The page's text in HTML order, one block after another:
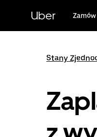
zawartości
Uber
Stany